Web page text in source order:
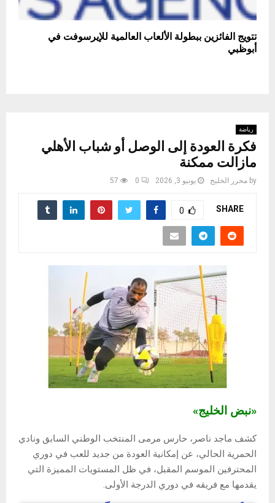
تتويج الفائزين ببطولة الألعاب العالمية للإيرسوفت في
أبوظبي
رياضة
فكرة العودة إلى الوصل أو شباب الأهلي
مازالت ممكنة
by محرر الخليج يونيو 3, 2026 0
57
SHARE
0
«نبض الخليج»
كشف ماجد ناصر، حارس مرمى المنتخب الوطني السابق ونادي
الحمرية الحالي، عن إمكانية العودة من جديد للعب في دوري
المحترفين الموسم المقبل، في ظل المستويات المميزة التي
يقدمها مع فريقه في دوري الدرجة الأولى.